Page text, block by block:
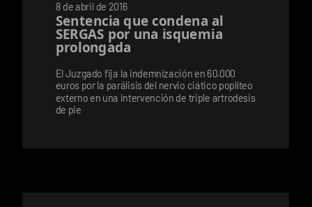
8 de abril de 2016
Sentencia que condena al
SERGAS por una isquemia
prolongada
El Juzgado fija la indemnización en 60.000
euros por la parálisis del nervio ciático poplíteo
externo en una intervención de triple artrodesis
de pie